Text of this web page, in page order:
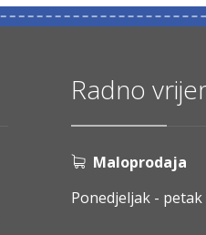
Radno
Maloprodaja
Ponedjeljak - petak